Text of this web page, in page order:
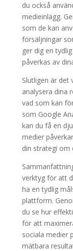
du också
medieinlägg.
som de kan
försäljningar
ger dig en
påverkas av
Slutligen är det
analysera dina
vad som kan
som Google
kan du få en
medier
din strategi om
verktyg för att
ha en tydlig
plattform.
du se hur
för att
sociala medier
mätbara